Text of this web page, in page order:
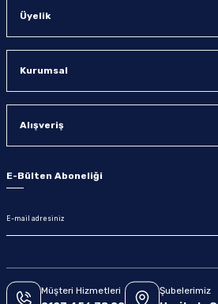
Üyelik
Kurumsal
Alışveriş
E-Bülten Aboneliği
Müşteri Hizmetleri Şubelerimiz